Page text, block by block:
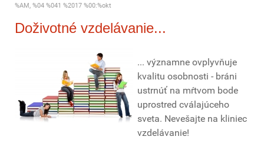
%AM, %04 %041 %2017 %00:%okt
Doživotné vzdelávanie...
... významne ovplyvňuje
kvalitu osobnosti - bráni
ustrnúť na mŕtvom bode
uprostred cválajúceho
sveta. Nevešajte na kliniec
vzdelávanie!